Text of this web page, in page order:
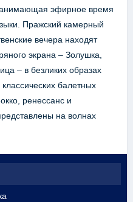
эфирное время
Пражский камерный
вечера находят
экрана – Золушка,
– в безликих образах
балетных
ренессанс и
на волнах